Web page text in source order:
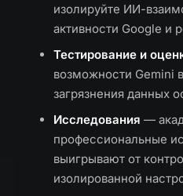
изолируйте ИИ-
активности Google и
Тестирование и
возможности Gemini
загрязнения данных
Исследования —
профессиональные
выигрывают от
изолированной